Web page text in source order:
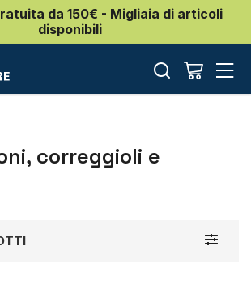
da 150€ - Migliaia di articoli
disponibili
correggioli e
Toggle